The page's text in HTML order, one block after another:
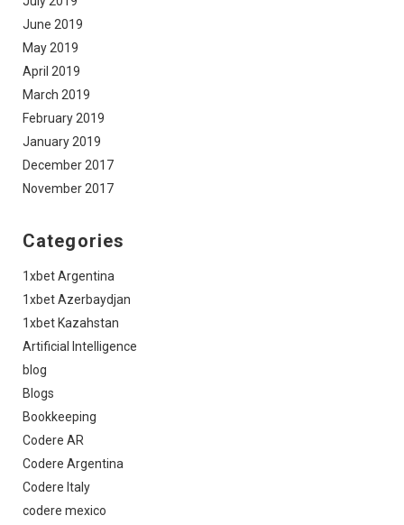
June 2019
May 2019
April 2019
March 2019
February 2019
January 2019
December 2017
November 2017
Categories
1xbet Argentina
1xbet Azerbaydjan
1xbet Kazahstan
Artificial Intelligence
blog
Blogs
Bookkeeping
Codere AR
Codere Argentina
Codere Italy
codere mexico